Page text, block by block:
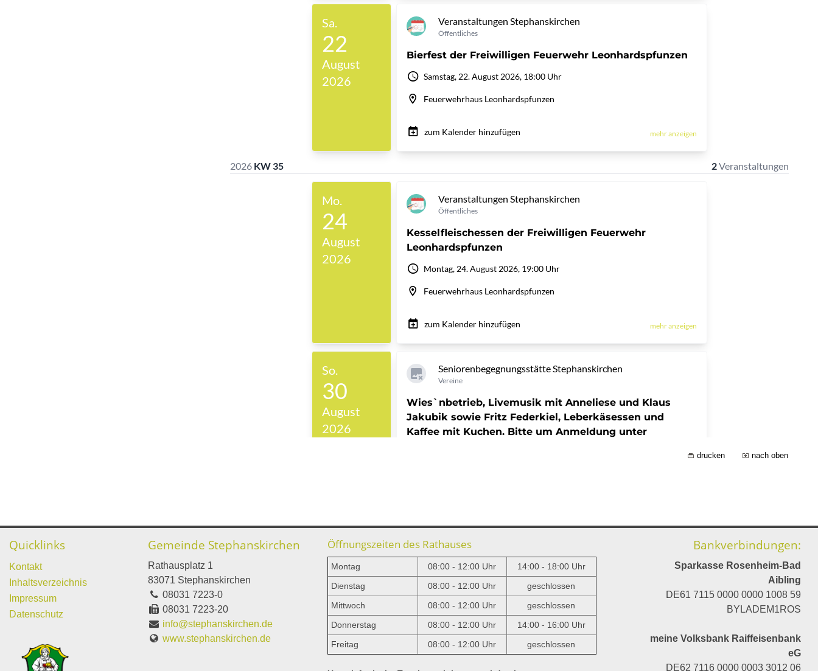
drucken nach oben
Quicklinks
Kontakt
Inhaltsverzeichnis
Impressum
Datenschutz
Gemeinde Stephanskirchen
Rathausplatz 1
83071 Stephanskirchen
08031 7223-0
08031 7223-20
info@stephanskirchen.de
www.stephanskirchen.de
Öffnungszeiten des Rathauses
Montag 08:00 - 12:00 Uhr
14:00 - 18:00 Uhr
Dienstag
08:00 - 12:00 Uhr
geschlossen
Mittwoch
08:00 - 12:00 Uhr
geschlossen
Donnerstag
08:00 - 12:00 Uhr
14:00 - 16:00 Uhr
Freitag
08:00 - 12:00 Uhr geschlossen
Bankverbindungen:
Sparkasse Rosenheim-Bad
Aibling
DE61 7115 0000 0000 1008 59
BYLADEM1ROS
meine Volksbank Raiffeisenbank
eG
DE62 7116 0000 0003 3012 06